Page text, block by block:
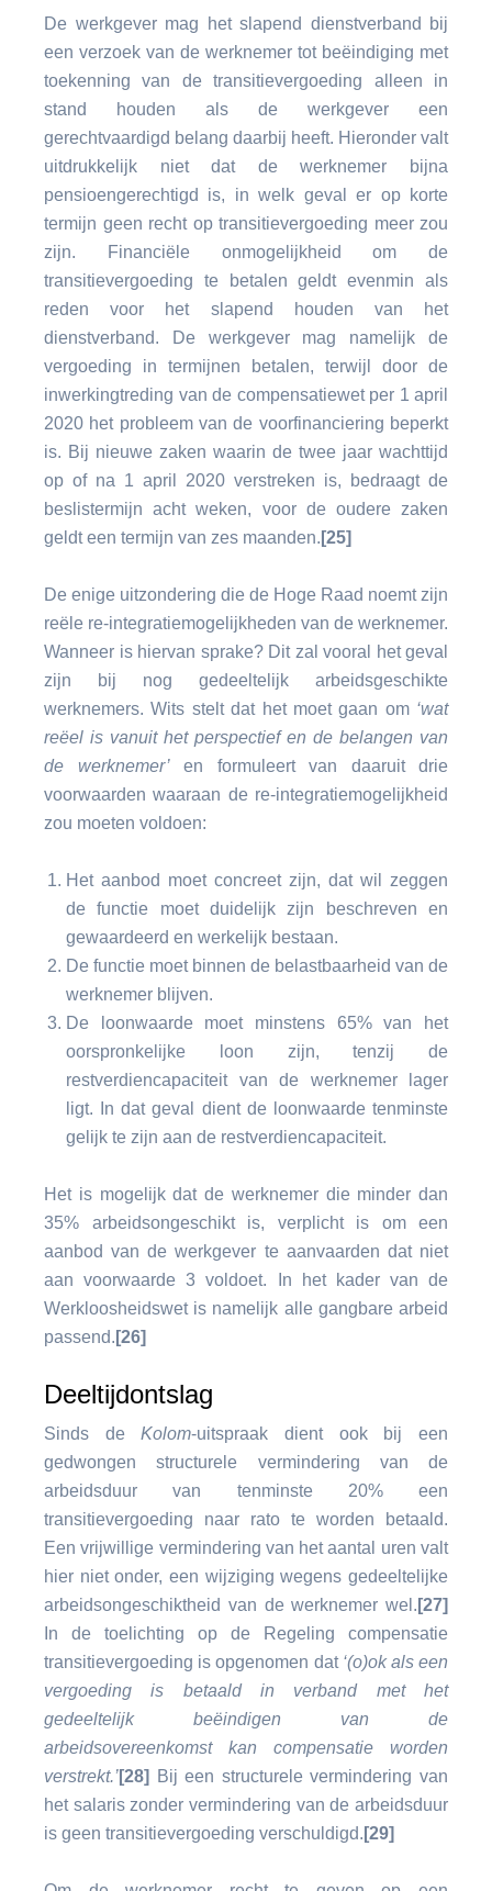
De werkgever mag het slapend dienstverband bij
een verzoek van de werknemer tot beëindiging met
toekenning van de transitievergoeding alleen in
stand houden als de werkgever een
gerechtvaardigd belang daarbij heeft. Hieronder valt
uitdrukkelijk niet dat de werknemer bijna
pensioengerechtigd is, in welk geval er op korte
termijn geen recht op transitievergoeding meer zou
zijn. Financiële onmogelijkheid om de
transitievergoeding te betalen geldt evenmin als
reden voor het slapend houden van het
dienstverband. De werkgever mag namelijk de
vergoeding in termijnen betalen, terwijl door de
inwerkingtreding van de compensatiewet per 1 april
2020 het probleem van de voorfinanciering beperkt
is. Bij nieuwe zaken waarin de twee jaar wachttijd
op of na 1 april 2020 verstreken is, bedraagt de
beslistermijn acht weken, voor de oudere zaken
geldt een termijn van zes maanden. [25]
De enige uitzondering die de Hoge Raad noemt zijn
reële re-integratiemogelijkheden van de werknemer.
Wanneer is hiervan sprake? Dit zal vooral het geval
zijn bij nog gedeeltelijk arbeidsgeschikte
werknemers. Wits stelt dat het moet gaan om ‘wat
reëel is vanuit het perspectief en de belangen van
de werknemer’en formuleert van daaruit drie
voorwaarden waaraan de re-integratiemogelijkheid
zou moeten voldoen:
Het aanbod moet concreet zijn, dat wil zeggen
de functie moet duidelijk zijn beschreven en
gewaardeerd en werkelijk bestaan.
De functie moet binnen de belastbaarheid van de
werknemer blijven.
De loonwaarde moet minstens 65% van het
oorspronkelijke loon zijn, tenzij de
restverdiencapaciteit van de werknemer lager
ligt. In dat geval dient de loonwaarde tenminste
gelijk te zijn aan de restverdiencapaciteit.
Het is mogelijk dat de werknemer die minder dan
35% arbeidsongeschikt is, verplicht is om een
aanbod van de werkgever te aanvaarden dat niet
aan voorwaarde 3 voldoet. In het kader van de
Werkloosheidswet is namelijk alle gangbare arbeid
passend. [26]
Deeltijdontslag
Sinds deKolom-uitspraak dient ook bij een
gedwongen structurele vermindering van de
arbeidsduur van tenminste 20% een
transitievergoeding naar rato te worden betaald.
Een vrijwillige vermindering van het aantal uren valt
hier niet onder, een wijziging wegens gedeeltelijke
arbeidsongeschiktheid van de werknemer wel. [27]
In de toelichting op de Regeling compensatie
transitievergoeding is opgenomen dat ‘(o)ok als een
vergoeding is betaald in verband met het
gedeeltelijk beëindigen van de
arbeidsovereenkomst kan compensatie worden
verstrekt.’[28]
Bij een structurele vermindering van
het salaris zonder vermindering van de arbeidsduur
is geen transitievergoeding verschuldigd. [29]